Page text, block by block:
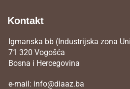
Kontakt
Igmanska bb (Industrijska zona
71 320 Vogošća
Bosna i Hercegovina
e-mail: info@diaaz.ba